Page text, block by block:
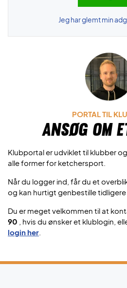
Jeg har glemt min
PORTAL TIL
Ansøg om
Klubportal er udviklet til klubber
alle former for ketchersport.
Når du logger ind, får du et
og kan hurtigt genbestille tidligere
Du er meget velkommen til at
90
, hvis du ønsker et klublogin,
login her